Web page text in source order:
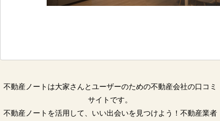
不動産ノートは大家さんとユーザーのための不動産会社の口コミ
サイトです。
不動産ノートを活用して、いい出会いを見つけよう！不動産業者